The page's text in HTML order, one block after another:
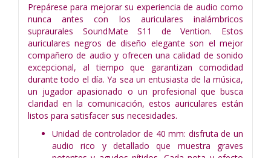
Prepárese para mejorar su experiencia de audio como
nunca antes con los auriculares inalámbricos
supraurales SoundMate S11 de Vention. Estos
auriculares negros de diseño elegante son el mejor
compañero de audio y ofrecen una calidad de sonido
excepcional, al tiempo que garantizan comodidad
durante todo el día. Ya sea un entusiasta de la música,
un jugador apasionado o un profesional que busca
claridad en la comunicación, estos auriculares están
listos para satisfacer sus necesidades.
Unidad de controlador de 40 mm: disfruta de un
audio rico y detallado que muestra graves